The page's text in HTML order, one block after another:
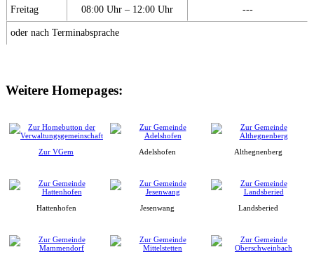
Freitag 08:00 Uhr – 12:00 Uhr ---
oder nach Terminabsprache
Weitere Homepages:
Zur VGem Adelshofen Althegnenberg
Hattenhofen Jesenwang Landsberied